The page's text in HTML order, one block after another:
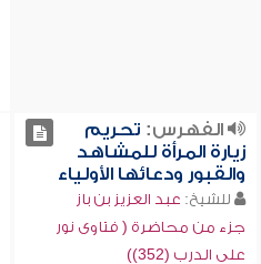
الفهرس: تحريم
زيارة المرأة للمشاهد
والقبور ودعائها الأولياء
للشيخ: عبد العزيز بن باز
جزء من محاضرة ( فتاوى نور
على الدرب (352))